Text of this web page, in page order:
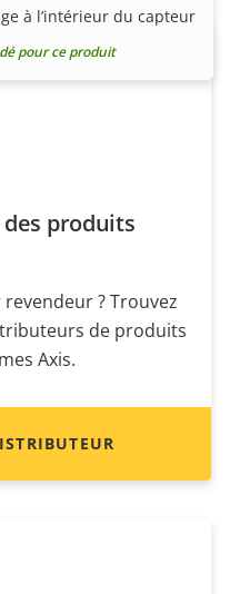
à l’intérieur du capteur
pour ce produit
produits
? Trouvez
de produits
Axis.